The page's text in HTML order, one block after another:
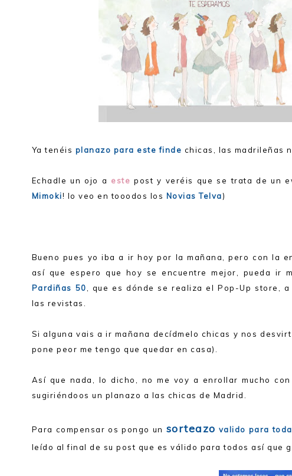
Ya tenéis planazo para este finde chicas, las madrileñas
Echadle un ojo a este post y veréis que se trata de un
Mimoki! lo veo en tooodos los Novias Telva)
Bueno pues yo iba a ir hoy por la mañana, pero con la
así que espero que hoy se encuentre mejor, pueda ir
Pardiñas 50 , que es dónde se realiza el Pop-Up store,
las revistas.
Si alguna vais a ir mañana decídmelo chicas y nos
pone peor me tengo que quedar en casa).
Así que nada, lo dicho, no me voy a enrollar mucho
sugiriéndoos un planazo a las chicas de Madrid.
Para compensar os pongo un sorteazo valido para
leído al final de su post que es válido para todos así que